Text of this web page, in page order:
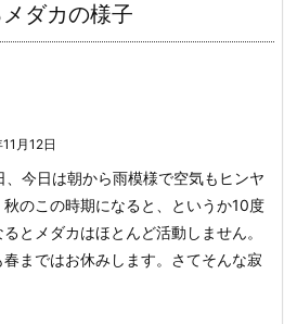
ダカの様子
月12日
、今日は朝から雨模様で空気もヒンヤ
秋のこの時期になると、というか10度
とメダカはほとんど活動しません。
まではお休みします。 さてそんな寂